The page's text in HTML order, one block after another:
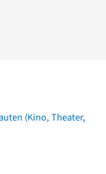
(Kino, Theater,